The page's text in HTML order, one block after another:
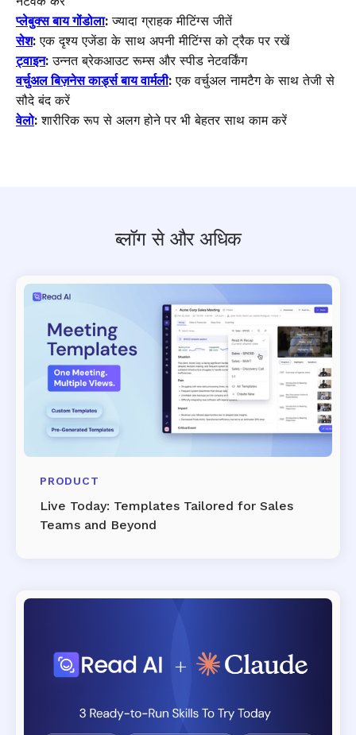
प्लेबुक्स बाय गोंडोला:ज्यादा ग्राहक मीटिंग्स जीतें
सेश:एक दृश्य एजेंडा के साथ अपनी मीटिंग्स को ट्रैक पर रखें
ट्वाइन:उन्नत ब्रेकआउट रूम्स और स्पीड नेटवर्किंग
वर्चुअल बिज़नेस कार्ड्स बाय वार्मली:एक वर्चुअल नामटैग के साथ तेजी से
सौदे बंद करें
वेलो:शारीरिक रूप से अलग होने पर भी बेहतर साथ काम करें
ब्लॉग से और अधिक
PRODUCT
Live Today: Templates Tailored for Sales
Teams and Beyond